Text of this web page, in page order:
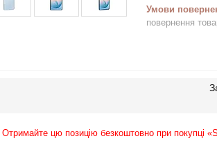
повернення
Отримайте цю позицію безкоштовно при покупці